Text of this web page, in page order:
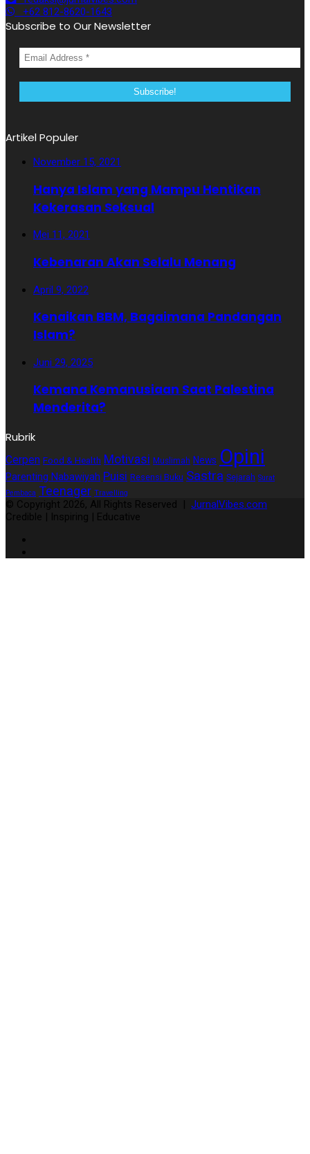
+62 812-8620-1643
Subscribe to Our Newsletter
Artikel Populer
November 15, 2021
Hanya Islam yang Mampu Hentikan
Kekerasan Seksual
Mei 11, 2021
Kebenaran Akan Selalu Menang
April 9, 2022
Kenaikan BBM, Bagaimana Pandangan
Islam?
Juni 29, 2025
Kemana Kemanusiaan Saat Palestina
Menderita?
Rubrik
Cerpen Food & Health Motivasi Muslimah News Opini
Parenting Nabawiyah Puisi Resensi Buku Sastra Sejarah Surat
Pembaca Teenager Travelling
© Copyright 2026, All Rights Reserved | JurnalVibes.com
Credible | Inspiring | Educative